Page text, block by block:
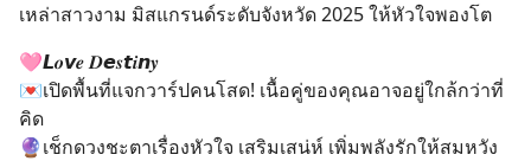
เหล่าสาวงาม มิสแกรนด์ระดับจังหวัด 2025 ให้หัวใจพองโต
🩷𝙇𝒐𝙫𝒆 𝑫𝙚𝒔𝙩𝒊𝙣𝒚
💌เปิดพื้นที่แจกวาร์ปคนโสด! เนื้อคู่ของคุณอาจอยู่ใกล้กว่าที่
คิด
🔮เช็กดวงชะตาเรื่องหัวใจ เสริมเสน่ห์ เพิ่มพลังรักให้สมหวัง